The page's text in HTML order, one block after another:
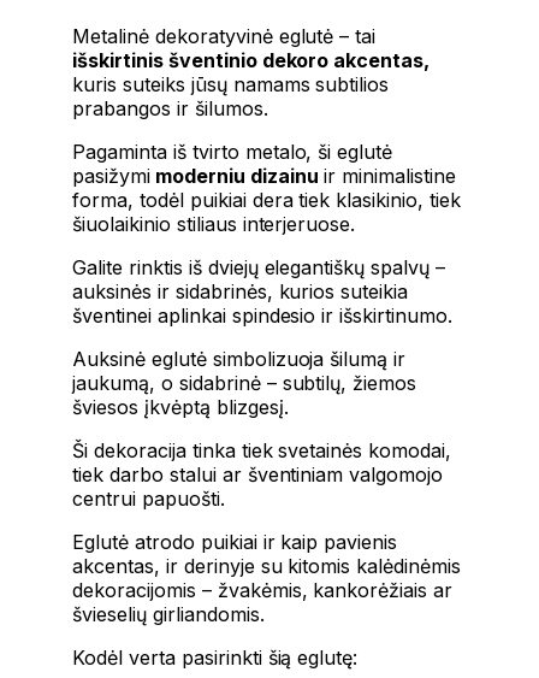
Metalinė dekoratyvinė eglutė – tai
išskirtinis šventinio dekoro akcentas,
kuris suteiks jūsų namams subtilios
prabangos ir šilumos.
Pagaminta iš tvirto metalo, ši eglutė
pasižymimoderniu dizainu ir minimalistine
forma, todėl puikiai dera tiek klasikinio, tiek
šiuolaikinio stiliaus interjeruose.
Galite rinktis iš dviejų elegantiškų spalvų –
auksinės ir sidabrinės, kurios suteikia
šventinei aplinkai spindesio ir išskirtinumo.
Auksinė eglutė simbolizuoja šilumą ir
jaukumą, o sidabrinė – subtilų, žiemos
šviesos įkvėptą blizgesį.
Ši dekoracija tinka tiek svetainės komodai,
tiek darbo stalui ar šventiniam valgomojo
centrui papuošti.
Eglutė atrodo puikiai ir kaip pavienis
akcentas, ir derinyje su kitomis kalėdinėmis
dekoracijomis – žvakėmis, kankorėžiais ar
švieselių girliandomis.
Kodėl verta pasirinkti šią eglutę: